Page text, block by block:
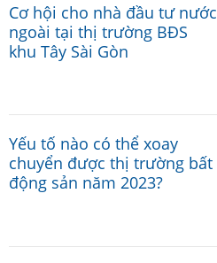
Cơ hội cho nhà đầu tư nước
ngoài tại thị trường BĐS
khu Tây Sài Gòn
Yếu tố nào có thể xoay
chuyển được thị trường bất
động sản năm 2023?